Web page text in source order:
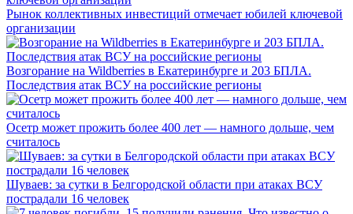
Рынок коллективных инвестиций отмечает юбилей ключевой
организации
Возгорание на Wildberries в Екатеринбурге и 203 БПЛА.
Последствия атак ВСУ на российские регионы
Осетр может прожить более 400 лет — намного дольше, чем
считалось
Шуваев: за сутки в Белгородской области при атаках ВСУ
пострадали 16 человек